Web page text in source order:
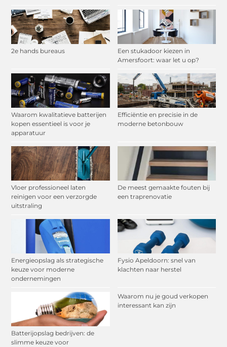
2e hands bureaus
Een stukadoor kiezen in
Amersfoort: waar let u op?
Waarom kwalitatieve batterijen
kopen essentieel is voor je
apparatuur
Efficiëntie en precisie in de
moderne betonbouw
Vloer professioneel laten
reinigen voor een verzorgde
uitstraling
De meest gemaakte fouten bij
een traprenovatie
Energieopslag als strategische
keuze voor moderne
ondernemingen
Fysio Apeldoorn: snel van
klachten naar herstel
Batterijopslag bedrijven: de
slimme keuze voor
Waarom nu je goud verkopen
interessant kan zijn